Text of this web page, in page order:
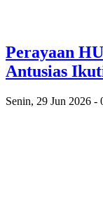
Perayaan
Antusias
Senin, 29 Jun 2026 -